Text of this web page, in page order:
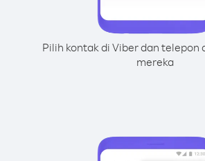
Pilih kontak di Viber dan telepon
mereka